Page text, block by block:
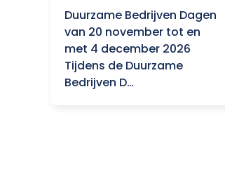
Duurzame Bedrijven Dagen
van 20 november tot en
met 4 december 2026
Tijdens de Duurzame
Bedrijven D…